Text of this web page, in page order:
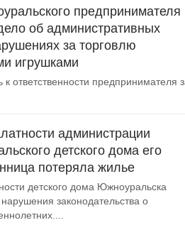
предпринимателя
об административных
за торговлю
игрушками
ответственности предпринимателя
администрации
детского дома его
потеряла жилье
детского дома Южноуральска
законодательства о